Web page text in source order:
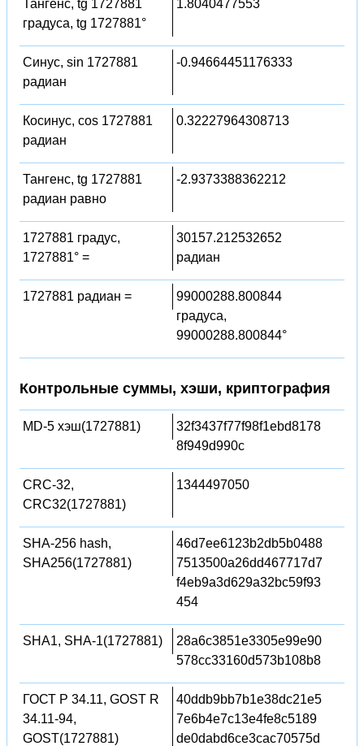
Тангенс, tg 1727881
градуса, tg 1727881°
1.8040477553
Синус, sin 1727881
радиан
-0.94664451176333
Косинус, cos 1727881
радиан
0.32227964308713
Тангенс, tg 1727881
радиан равно
-2.9373388362212
1727881 градус,
1727881° =
30157.212532652
радиан
1727881 радиан =
99000288.800844
градуса,
99000288.800844°
Контрольные суммы, хэши, криптография
MD-5 хэш(1727881)
32f3437f77f98f1ebd8178
8f949d990c
CRC-32,
CRC32(1727881)
1344497050
SHA-256 hash,
SHA256(1727881)
46d7ee6123b2db5b0488
7513500a26dd467717d7
f4eb9a3d629a32bc59f93
454
SHA1, SHA-1(1727881)
28a6c3851e3305e99e90
578cc33160d573b108b8
ГОСТ Р 34.11, GOST R
34.11-94,
GOST(1727881)
40ddb9bb7b1e38dc21e5
7e6b4e7c13e4fe8c5189
de0dabd6ce3cac70575d